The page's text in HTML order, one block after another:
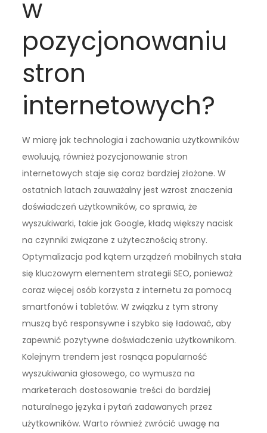
w
pozycjonowaniu
stron
internetowych?
W miarę jak technologia i zachowania użytkowników
ewoluują, również pozycjonowanie stron
internetowych staje się coraz bardziej złożone. W
ostatnich latach zauważalny jest wzrost znaczenia
doświadczeń użytkowników, co sprawia, że
wyszukiwarki, takie jak Google, kładą większy nacisk
na czynniki związane z użytecznością strony.
Optymalizacja pod kątem urządzeń mobilnych stała
się kluczowym elementem strategii SEO, ponieważ
coraz więcej osób korzysta z internetu za pomocą
smartfonów i tabletów. W związku z tym strony
muszą być responsywne i szybko się ładować, aby
zapewnić pozytywne doświadczenia użytkownikom.
Kolejnym trendem jest rosnąca popularność
wyszukiwania głosowego, co wymusza na
marketerach dostosowanie treści do bardziej
naturalnego języka i pytań zadawanych przez
użytkowników. Warto również zwrócić uwagę na